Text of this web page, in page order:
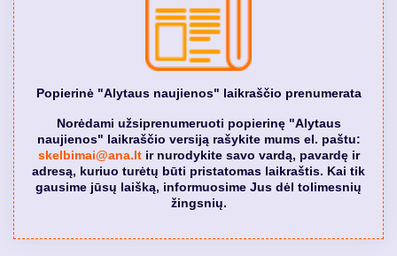
Popierinė "Alytaus naujienos" laikraščio prenumerata
Norėdami užsiprenumeruoti popierinę "Alytaus
naujienos" laikraščio versiją rašykite mums el. paštu:
skelbimai@ana.ltir nurodykite savo vardą, pavardę ir
adresą, kuriuo turėtų būti pristatomas laikraštis. Kai tik
gausime jūsų laišką, informuosime Jus dėl tolimesnių
žingsnių.